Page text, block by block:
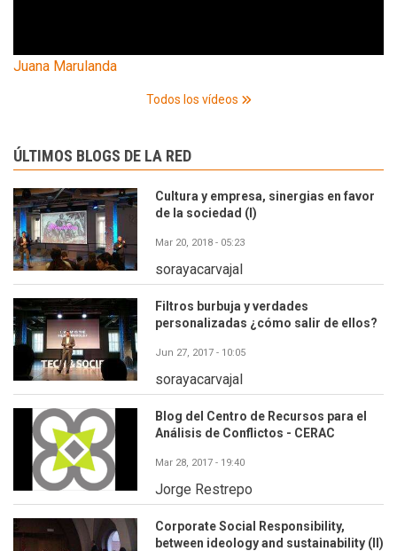
Juana Marulanda
Todos los vídeos
ÚLTIMOS BLOGS DE LA RED
Cultura y empresa, sinergias en favor
de la sociedad (I)
Mar 20, 2018 - 05:23
sorayacarvajal
Filtros burbuja y verdades
personalizadas ¿cómo salir de ellos?
Jun 27, 2017 - 10:05
sorayacarvajal
Blog del Centro de Recursos para el
Análisis de Conflictos - CERAC
Mar 28, 2017 - 19:40
Jorge Restrepo
Corporate Social Responsibility,
between ideology and sustainability (II)